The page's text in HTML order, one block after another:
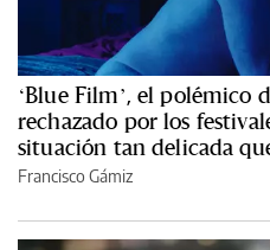
‘Blue Film’, el polémico
rechazado por los
situación tan delicada
Francisco Gámiz